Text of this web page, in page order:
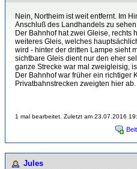
Nein, Northeim ist weit entfernt. Im
Anschluß des Landhandels zu
Der Bahnhof hat zwei Gleise, rechts
weiteres Gleis, welches
wird - hinter der dritten Lampe sieht
sichtbare Gleis dient nur den eher
ganze Strecke war mal zweigleisig,
Der Bahnhof war früher ein richtiger
Privatbahnstrecken zweigten hier ab.
1 mal bearbeitet. Zuletzt am 23.07.2016
Jules